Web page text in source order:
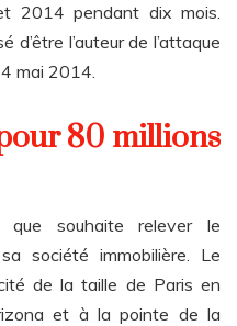
2014 pendant dix mois.
d’être l’auteur de l’attaque
mai 2014.
80 millions
souhaite relever le
société immobilière. Le
de la taille de Paris en
et à la pointe de la